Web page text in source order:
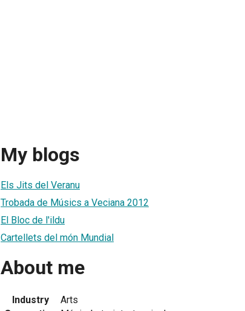
My blogs
Els Jits del Veranu
Trobada de Músics a Veciana 2012
El Bloc de l'ildu
Cartellets del món Mundial
About me
Industry
Arts